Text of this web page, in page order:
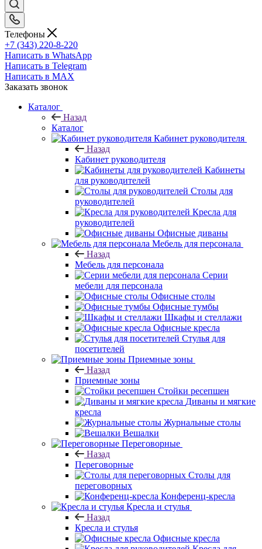
Телефоны
+7 (343) 220-8-220
Написать в WhatsApp
Написать в Telegram
Написать в MAX
Заказать звонок
Каталог
Назад
Каталог
Кабинет руководителя
Назад
Кабинет руководителя
Кабинеты
для руководителей
Столы для
руководителей
Кресла для
руководителей
Офисные диваны
Мебель для персонала
Назад
Мебель для персонала
Серии
мебели для персонала
Офисные столы
Офисные тумбы
Шкафы и стеллажи
Офисные кресла
Стулья для
посетителей
Приемные зоны
Назад
Приемные зоны
Стойки ресепшен
Диваны и мягкие
кресла
Журнальные столы
Вешалки
Переговорные
Назад
Переговорные
Столы для
переговорных
Конференц-кресла
Кресла и стулья
Назад
Кресла и стулья
Офисные кресла